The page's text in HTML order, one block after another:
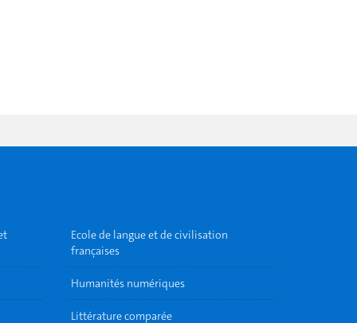
Ecole de langue et de civilisation
françaises
Humanités numériques
Littérature comparée